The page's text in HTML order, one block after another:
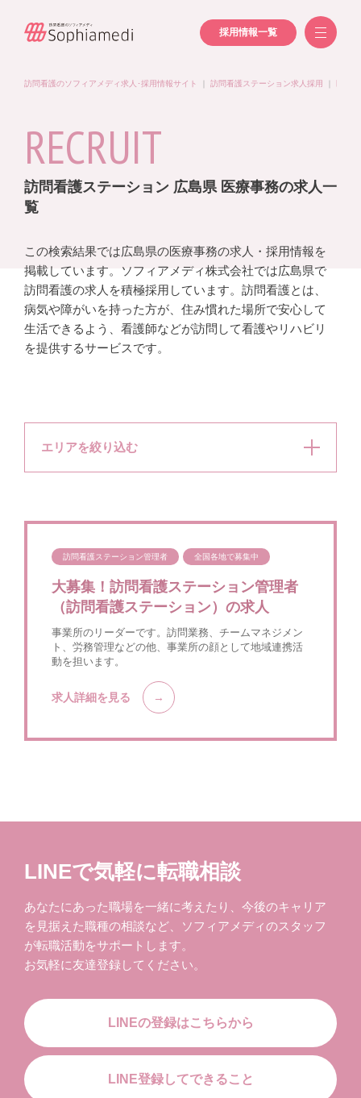
採用情報一覧
訪問看護のソフィアメディ求人･採用情報サイト 訪問看護ステーション求人採用
RECRUIT
訪問看護ステーション 広島県 医療事務の求人一
覧
この検索結果では広島県の医療事務の求人・採用情報を
掲載しています。ソフィアメディ株式会社では広島県で
訪問看護の求人を積極採用しています。訪問看護とは、
病気や障がいを持った方が、住み慣れた場所で安心して
生活できるよう、看護師などが訪問して看護やリハビリ
を提供するサービスです。
エリアを絞り込む
訪問看護ステーション管理者 全国各地で募集中
大募集！訪問看護ステーション管理者
（訪問看護ステーション）の求人
事業所のリーダーです。訪問業務、チームマネジメン
ト、労務管理などの他、事業所の顔として地域連携活
動を担います。
求人詳細を見る
LINEで気軽に転職相談
あなたにあった職場を一緒に考えたり、今後のキャリア
を見据えた職種の相談など、ソフィアメディのスタッフ
が転職活動をサポートします。
お気軽に友達登録してください。
LINEの登録はこちらから
LINE登録してできること